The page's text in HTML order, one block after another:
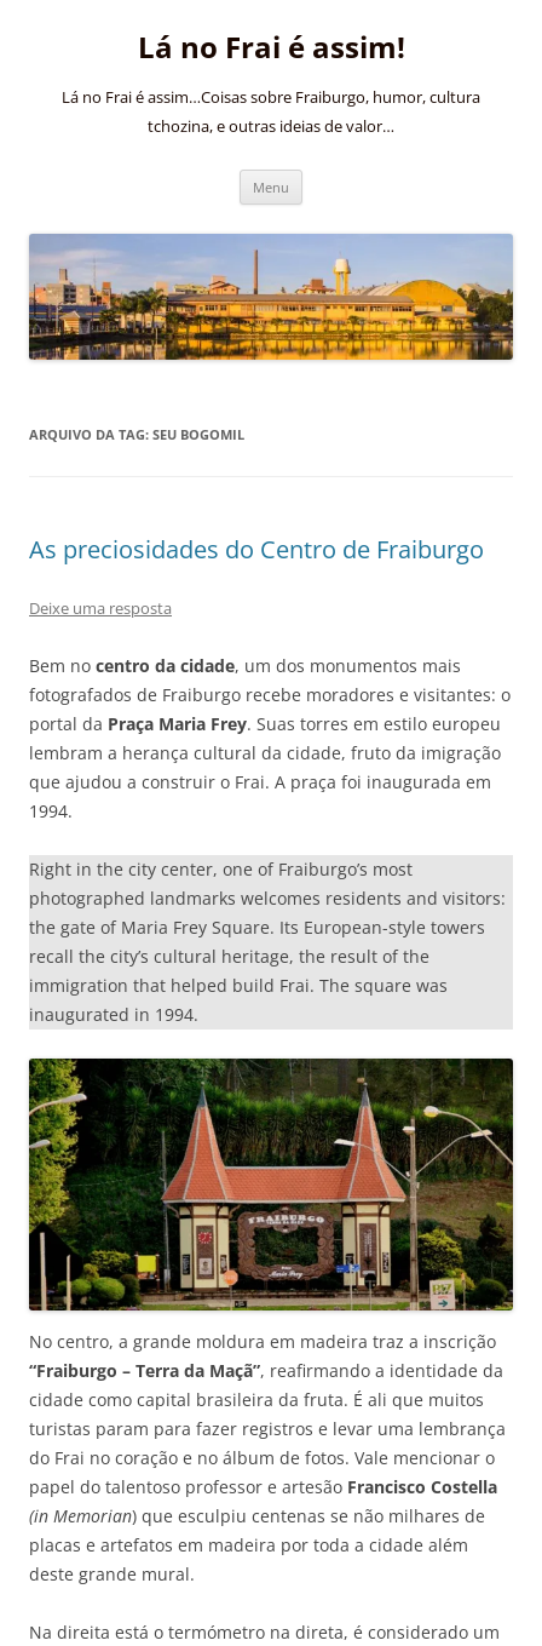
Lá no Frai é assim!
Lá no Frai é assim…Coisas sobre Fraiburgo, humor, cultura
tchozina, e outras ideias de valor…
Menu
ARQUIVO DA TAG: SEU BOGOMIL
As preciosidades do Centro de Fraiburgo
Deixe uma resposta
Bem no centro da cidade, um dos monumentos mais
fotografados de Fraiburgo recebe moradores e visitantes: o
portal da Praça Maria Frey. Suas torres em estilo europeu
lembram a herança cultural da cidade, fruto da imigração
que ajudou a construir o Frai. A praça foi inaugurada em
1994.
Right in the city center, one of Fraiburgo’s most
photographed landmarks welcomes residents and visitors:
the gate of Maria Frey Square. Its European-style towers
recall the city’s cultural heritage, the result of the
immigration that helped build Frai. The square was
inaugurated in 1994.
No centro, a grande moldura em madeira traz a inscrição
“Fraiburgo – Terra da Maçã”, reafirmando a identidade da
cidade como capital brasileira da fruta. É ali que muitos
turistas param para fazer registros e levar uma lembrança
do Frai no coração e no álbum de fotos. Vale mencionar o
papel do talentoso professor e artesão Francisco Costella
(in Memorian) que esculpiu centenas se não milhares de
placas e artefatos em madeira por toda a cidade além
deste grande mural.
Na direita está o termómetro na direta, é considerado um